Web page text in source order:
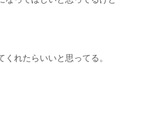
れたらいいと思ってる。